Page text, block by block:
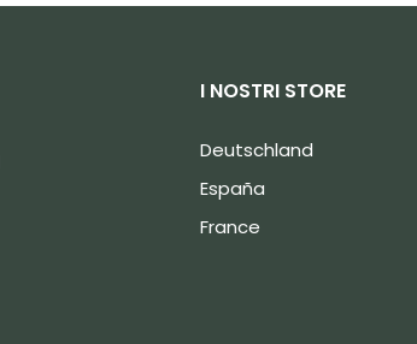
I NOSTRI STORE
Deutschland
España
France